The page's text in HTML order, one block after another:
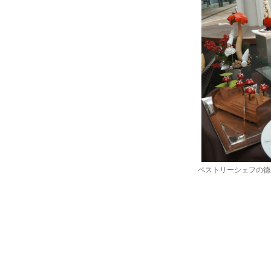
ペストリーシェフの